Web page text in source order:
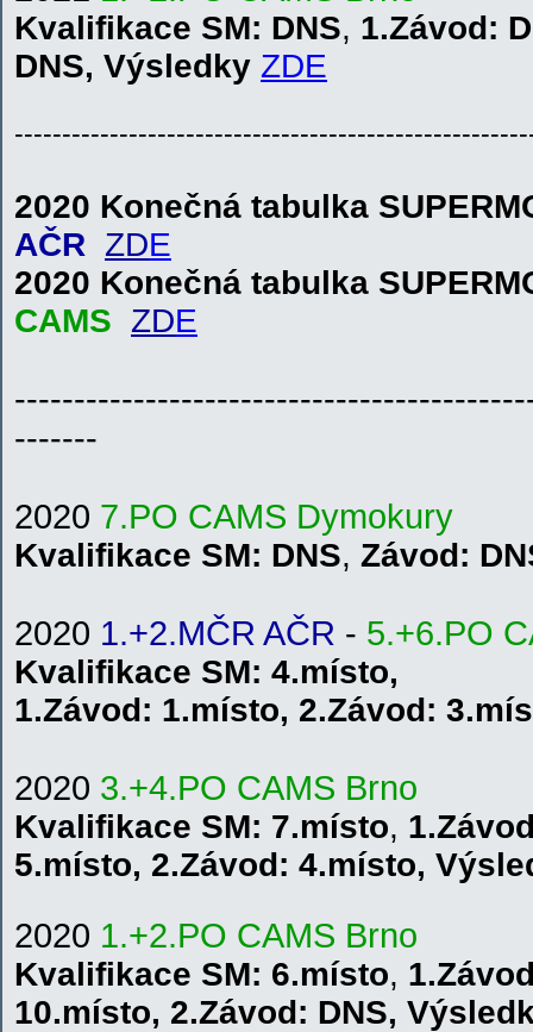
Kvalifikace SM: DNS, 1.Závod:
DNS, Výsledky ZDE
2020 Konečná tabulka
AČR ZDE
2020 Konečná tabulka
CAMS ZDE
-------
2020 7.PO CAMS Dymokury
Kvalifikace SM: DNS, Závod:
2020 1.+2.MČR AČR - 5.+6.PO
Kvalifikace SM: 4.místo,
1.Závod: 1.místo, 2.Závod:
2020 3.+4.PO CAMS Brno
Kvalifikace SM: 7.místo,
5.místo, 2.Závod: 4.místo, V
2020 1.+2.PO CAMS Brno
Kvalifikace SM: 6.místo,
10.místo, 2.Závod: DNS, V